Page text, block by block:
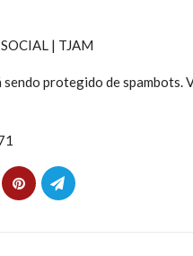
| TJAM
sendo protegido de spambots.